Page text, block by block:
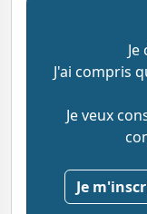
J'ai compris
Je veux
Je